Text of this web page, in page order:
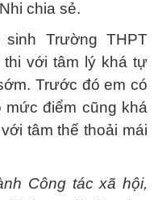
chia sẻ.
Trường THPT
với tâm lý khá tự
Trước đó em có
điểm cũng khá
tâm thế thoải mái
Công tác xã hội,